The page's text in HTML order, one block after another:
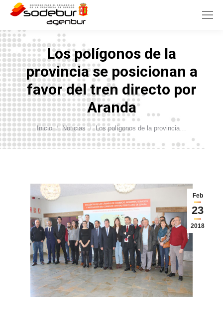
Los polígonos de la
provincia se posicionan a
favor del tren directo por
Aranda
Estás aquí:
Inicio Noticias Los polígonos de la provincia…
Feb
23
2018